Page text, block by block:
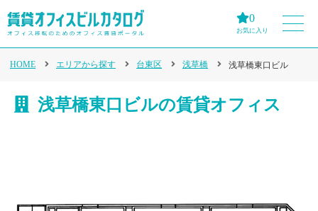
0
お気に入り
HOME エリアから探す 台東区 浅草橋 浅草橋東口ビル
浅草橋東口ビルの賃貸オフィス